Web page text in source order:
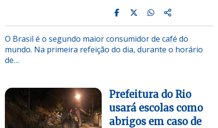
O Brasil é o segundo maior consumidor de café do
mundo. Na primeira refeição do dia, durante o horário
de…
Prefeitura do Rio
usará escolas como
abrigos em caso de